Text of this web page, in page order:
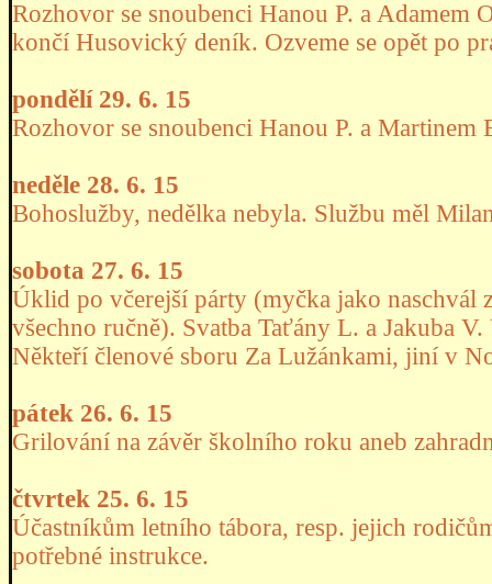
Rozhovor se snoubenci Hanou P. a
končí Husovický deník. Ozveme se opět po
pondělí 29. 6. 15
Rozhovor se snoubenci Hanou P. a Martinem
neděle 28. 6. 15
Bohoslužby, nedělka nebyla. Službu měl
sobota 27. 6. 15
Úklid po včerejší párty (myčka jako naschvál
všechno ručně). Svatba Taťány L. a Jakuba
Někteří členové sboru Za Lužánkami, jiní v
pátek 26. 6. 15
Grilování na závěr školního roku aneb
čtvrtek 25. 6. 15
Účastníkům letního tábora, resp. jejich
potřebné instrukce.